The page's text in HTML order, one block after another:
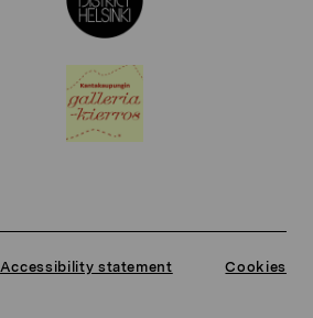
Accessibility statement Cookies